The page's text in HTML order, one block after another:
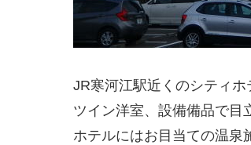
JR寒河江駅近くのシティ
ツイン洋室、設備備品で目
ホテルにはお目当ての温泉